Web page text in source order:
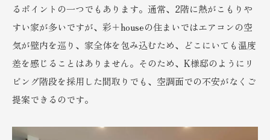
るポイントの一つでもあります。通常、2階に熱がこもりや
すい家が多いですが、彩＋houseの住まいではエアコンの空
気が壁内を巡り、家全体を包み込むため、どこにいても温度
差を感じることはありません。そのため、K様邸のようにリ
ビング階段を採用した間取りでも、空調面での不安がなくご
提案できるのです。